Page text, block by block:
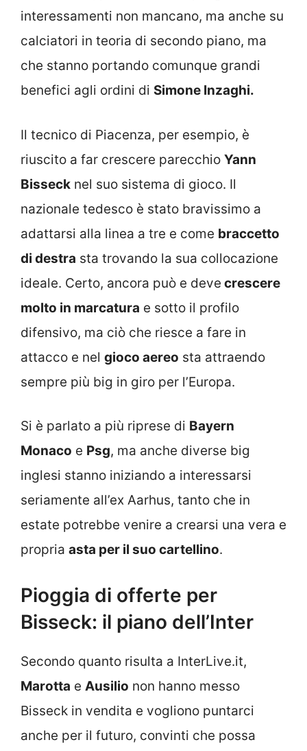
interessamenti non mancano, ma anche su
calciatori in teoria di secondo piano, ma
che stanno portando comunque grandi
benefici agli ordini di Simone Inzaghi.
Il tecnico di Piacenza, per esempio, è
riuscito a far crescere parecchio Yann
Bisseck nel suo sistema di gioco. Il
nazionale tedesco è stato bravissimo a
adattarsi alla linea a tre e come braccetto
di destra sta trovando la sua collocazione
ideale. Certo, ancora può e deve crescere
molto in marcatura e sotto il profilo
difensivo, ma ciò che riesce a fare in
attacco e nel gioco aereo sta attraendo
sempre più big in giro per l’Europa.
Si è parlato a più riprese di Bayern
Monaco e Psg, ma anche diverse big
inglesi stanno iniziando a interessarsi
seriamente all’ex Aarhus, tanto che in
estate potrebbe venire a crearsi una vera e
propria asta per il suo cartellino.
Pioggia di offerte per
Bisseck: il piano dell’Inter
Secondo quanto risulta a InterLive.it,
Marotta e Ausilio non hanno messo
Bisseck in vendita e vogliono puntarci
anche per il futuro, convinti che possa